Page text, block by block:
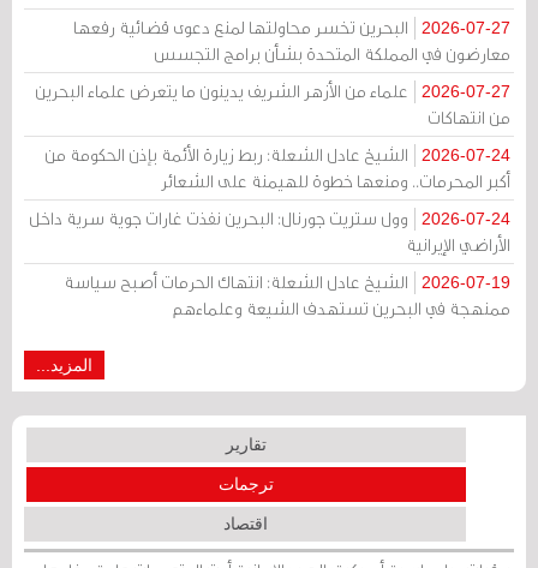
2026-07-27
البحرين تخسر محاولتها لمنع دعوى قضائية رفعها
معارضون في المملكة المتحدة بشأن برامج التجسس
2026-07-27
علماء من الأزهر الشريف يدينون ما يتعرض علماء البحرين
من انتهاكات
2026-07-24
الشيخ عادل الشعلة: ربط زيارة الأئمة بإذن الحكومة من
أكبر المحرمات.. ومنعها خطوة للهيمنة على الشعائر
2026-07-24
وول ستريت جورنال: البحرين نفذت غارات جوية سرية داخل
الأراضي الإيرانية
2026-07-19
الشيخ عادل الشعلة: انتهاك الحرمات أصبح سياسة
ممنهجة في البحرين تستهدف الشيعة وعلماءهم
المزيد...
تقارير
ترجمات
اقتصاد